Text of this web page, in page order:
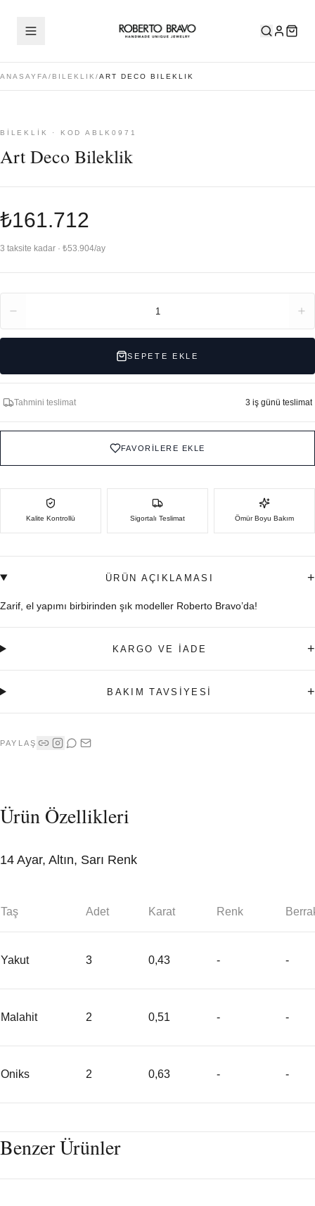
ANASAYFA / BILEKLIK /ART DECO BILEKLIK
BILEKLIK · KOD ABLK0971
Art Deco Bileklik
₺161.712
3 taksite kadar · ₺53.904/ay
1
SEPETE EKLE
Tahmini teslimat 3 iş günü teslimat
FAVORİLERE EKLE
Kalite Kontrollü Sigortalı Teslimat Ömür Boyu Bakım
ÜRÜN AÇIKLAMASI +
Zarif, el yapımı birbirinden şık modeller Roberto Bravo’da!
KARGO VE İADE +
BAKIM TAVSİYESİ +
PAYLAŞ
Ürün Özellikleri
14 Ayar, Altın, Sarı Renk
Taş Adet Karat Renk
Yakut 3 0,43 - -
Malahit 2 0,51 - -
Oniks 2 0,63 - -
Benzer Ürünler